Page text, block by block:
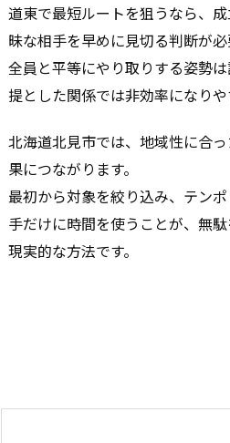
道東で最短ルートを狙うなら、
昧な相手を早めに見切る判断が必
全員と平等にやり取りする姿勢
提とした関係では非効率になりや
北海道北見市では、地域性に合
果につながります。
最初から対象を絞り込み、テン
手だけに時間を使うことが、無
現実的な方法です。